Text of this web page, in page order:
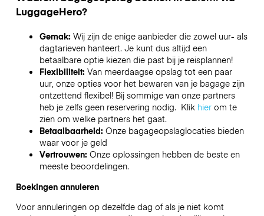
LuggageHero?
Gemak: Wij zijn de enige aanbieder die zowel uur- als
dagtarieven hanteert. Je kunt dus altijd een
betaalbare optie kiezen die past bij je reisplannen!
Flexibiliteit: Van meerdaagse opslag tot een paar
uur, onze opties voor het bewaren van je bagage zijn
ontzettend flexibel! Bij sommige van onze partners
heb je zelfs geen reservering nodig. Klik hierom te
zien om welke partners het gaat.
Betaalbaarheid: Onze bagageopslaglocaties bieden
waar voor je geld
Vertrouwen: Onze oplossingen hebben de beste en
meeste beoordelingen.
Boekingen annuleren
Voor annuleringen op dezelfde dag of als je niet komt